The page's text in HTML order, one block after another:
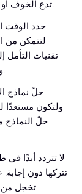
تدع الخوف أو عدم الارتياح يدفعك لتأجيل جلسات الدراسة.
حدد الوقت
لتتمكن من
تقنيات
وهادئًا فحسب، بل تُساعدك أيضًا على التركيز.
حلّ نماذج
ولتكون مستعدًا
حلّ النماذج
لا تتردد أبدًا
تتركها دون
تخجل من